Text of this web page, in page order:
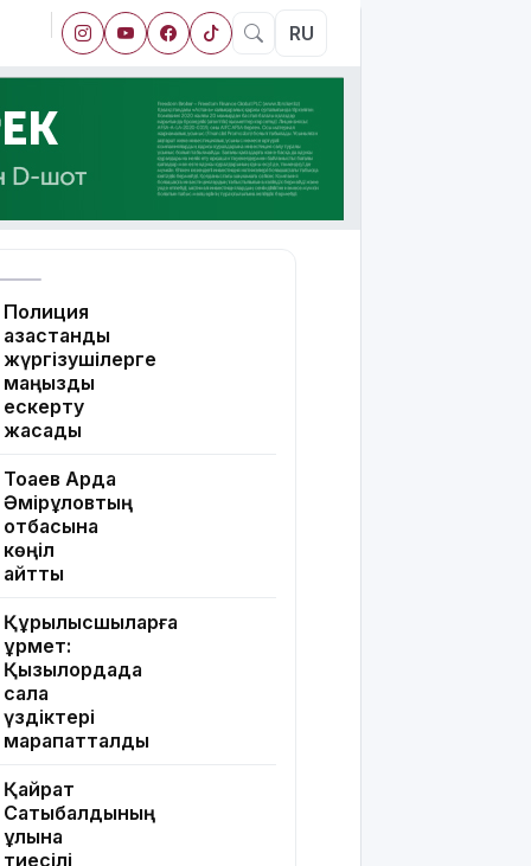
RU
Полиция
қазақстандық
жүргізушілерге
маңызды
ескерту
жасады
Тоқаев Ардақ
Әмірқұловтың
отбасына
көңіл
айтты
Құрылысшыларға
құрмет:
Қызылордада
сала
үздіктері
марапатталды
Қайрат
Сатыбалдының
ұлына
тиесілі